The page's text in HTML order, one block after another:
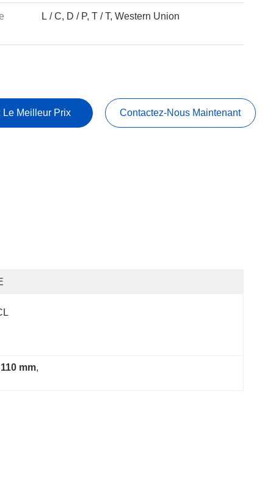
L / C, D / P, T / T, Western Union
Le Meilleur Prix Contactez-Nous Maintenant
mm,